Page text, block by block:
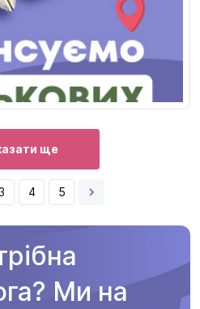
ще
4 5
Ми на